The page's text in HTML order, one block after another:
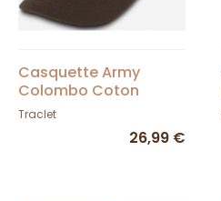
Casquette Army
Colombo Coton
Marron UPF50+ -
Traclet
26,99 €